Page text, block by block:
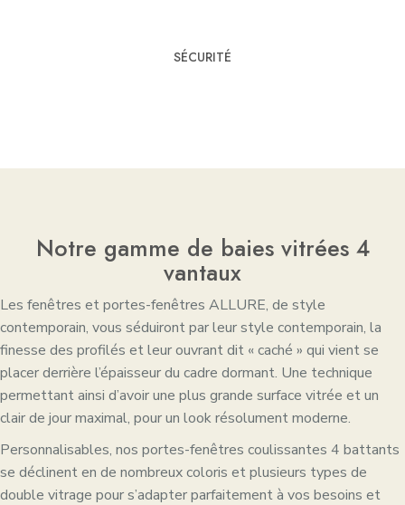
SÉCURITÉ
Notre gamme de baies vitrées 4
vantaux
Les fenêtres et portes-fenêtres ALLURE, de style
contemporain, vous séduiront par leur style contemporain, la
finesse des profilés et leur ouvrant dit « caché » qui vient se
placer derrière l’épaisseur du cadre dormant. Une technique
permettant ainsi d’avoir une plus grande surface vitrée et un
clair de jour maximal, pour un look résolument moderne.
Personnalisables, nos portes-fenêtres coulissantes 4 battants
se déclinent en de nombreux coloris et plusieurs types de
double vitrage pour s’adapter parfaitement à vos besoins et